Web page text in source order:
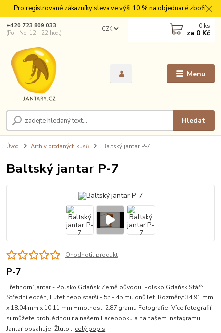
Pro registrované zákazníky sleva ve výši 10 % na objednané zboží.
Menu
CZK
Hledat
+420 723 809 033
(Po - Ne, 12 - 22 hod.)
0 ks
za 0 Kč
Úvod Archiv prodaných kusů Baltský jantar P-7
Baltský jantar P-7
Ohodnotit produkt
P-7
Třetihorní jantar - Polsko Gdaňsk Země původu: Polsko Gdaňsk Stáří:
Střední eocén, Lutet nebo starší - 55 - 45 milionů let. Rozměry: 34.91 mm
x 18.04 mm x 10.11 mm Hmotnost: 2.87 gramu Fotografie: Více fotografií
si můžete prohlédnou na našem Facebooku a na našem Instagramu.
Jantar obsahuje: Žluto... celý popis